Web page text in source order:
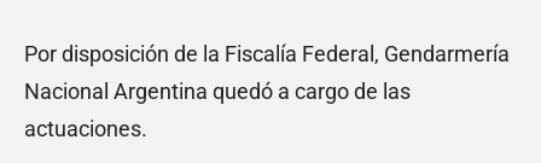
Por disposición de la Fiscalía Federal, Gendarmería
Nacional Argentina quedó a cargo de las
actuaciones.